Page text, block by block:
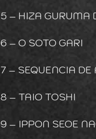
5 – HIZA GURUMA
6 – O SOTO GARI
7 – SEQUENCIA
8 – TAIO TOSHI
9 – IPPON SEOE